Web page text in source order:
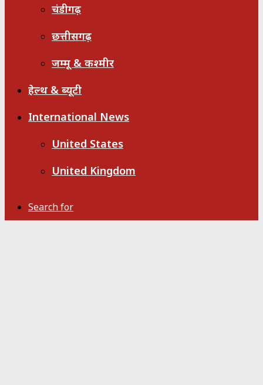
चंडीगढ़
छत्तीसगढ़
जम्मू & कश्मीर
हेल्थ & ब्यूटी
International News
United States
United Kingdom
Search for